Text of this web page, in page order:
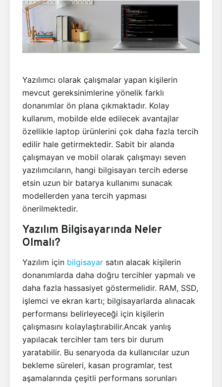
Yazılımcı olarak çalışmalar yapan kişilerin
mevcut gereksinimlerine yönelik farklı
donanımlar ön plana çıkmaktadır. Kolay
kullanım, mobilde elde edilecek avantajlar
özellikle laptop ürünlerini çok daha fazla tercih
edilir hale getirmektedir. Sabit bir alanda
çalışmayan ve mobil olarak çalışmayı seven
yazılımcıların, hangi bilgisayarı tercih ederse
etsin uzun bir batarya kullanımı sunacak
modellerden yana tercih yapması
önerilmektedir.
Yazılım Bilgisayarında Neler
Olmalı?
Yazılım için bilgisayar satın alacak kişilerin
donanımlarda daha doğru tercihler yapmalı ve
daha fazla hassasiyet göstermelidir. RAM, SSD,
işlemci ve ekran kartı; bilgisayarlarda alınacak
performansı belirleyeceği için kişilerin
çalışmasını kolaylaştırabilir.Ancak yanlış
yapılacak tercihler tam ters bir durum
yaratabilir. Bu senaryoda da kullanıcılar uzun
bekleme süreleri, kasan programlar, test
aşamalarında çeşitli performans sorunları